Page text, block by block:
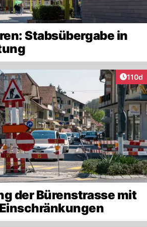
Stabsübergabe in
110d
der Bürenstrasse mit